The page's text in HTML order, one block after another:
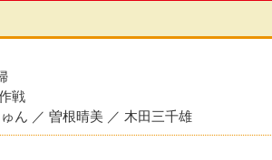
戦
ん ／ 曽根晴美 ／ 木田三千雄